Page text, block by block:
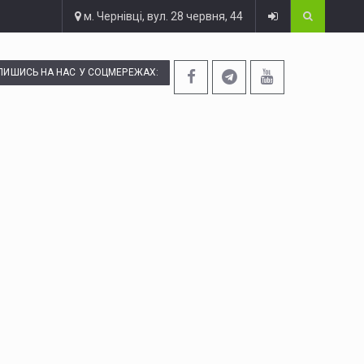
м. Чернівці, вул. 28 червня, 44
НА НАС У СОЦМЕРЕЖАХ: